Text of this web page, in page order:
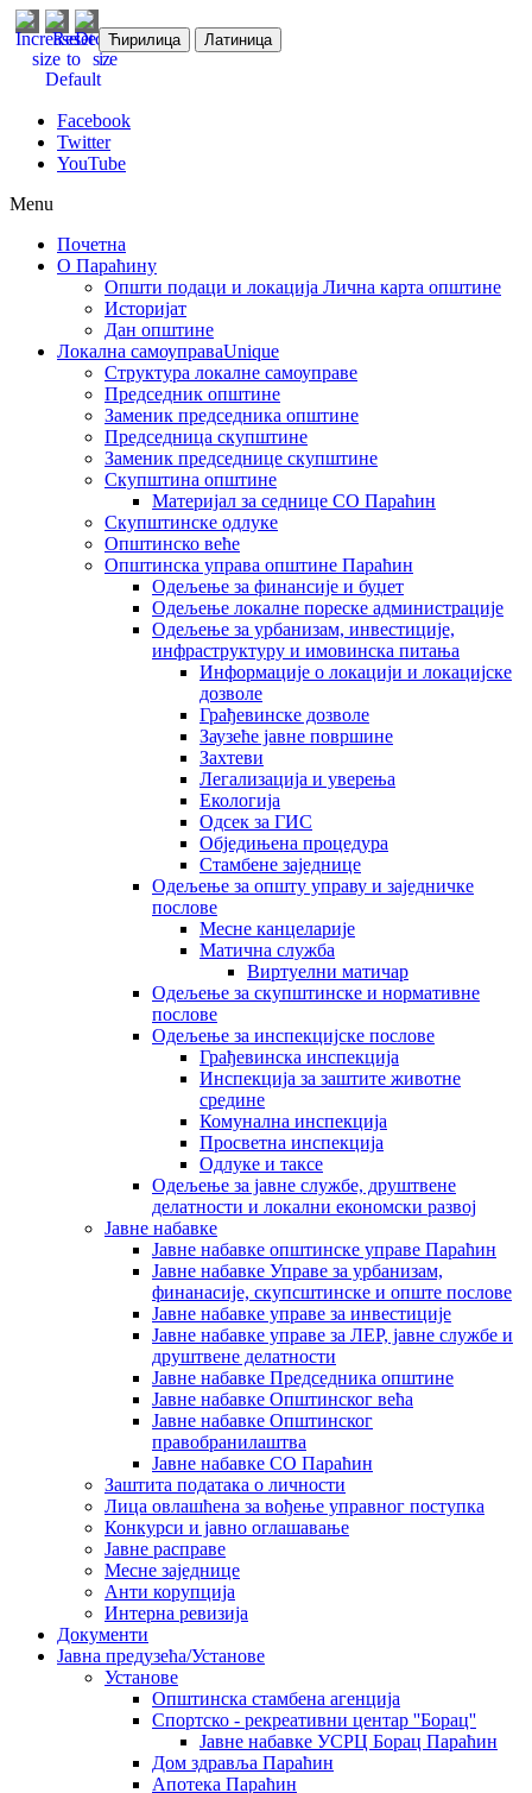
Ћирилица Латиница
Facebook
Twitter
YouTube
Menu
Почетна
О Параћину
Општи подаци и локација Лична карта општине
Историјат
Дан општине
Локална самоуправаUnique
Структура локалне самоуправе
Председник општине
Заменик председника општине
Председница скупштине
Заменик председнице скупштине
Скупштина општине
Материјал за седнице СО Параћин
Скупштинске одлуке
Општинско веће
Општинска управа општине Параћин
Одељење за финансије и буџет
Одељење локалне пореске администрације
Одељење за урбанизам, инвестиције,
инфраструктуру и имовинска питања
Информације о локацији и локацијске
дозволе
Грађевинске дозволе
Заузеће јавне површине
Захтеви
Легализација и уверења
Екологија
Одсек за ГИС
Обједињена процедура
Стамбене заједнице
Oдељење за општу управу и заједничке
послове
Месне канцеларије
Матична служба
Виртуелни матичар
Одељење за скупштинске и нормативне
послове
Одељење за инспекцијске послове
Грађевинска инспекција
Инспекција за заштите животне
средине
Комунална инспекција
Просветна инспекција
Одлуке и таксе
Одељење за јавне службе, друштвене
делатности и локални економски развој
Јавне набавке
Јавне набавке општинске управе Параћин
Јавне набавке Управе за урбанизам,
финанасије, скупсштинске и опште послове
Јавне набавке управе за инвестиције
Јавне набавке управе за ЛЕР, јавне службе и
друштвене делатности
Јавне набавке Председника општине
Јавне набавке Општинског већа
Јавне набавке Општинског
правобранилаштва
Јавне набавке СО Параћин
Заштита података о личности
Лица овлашћена за вођење управног поступка
Конкурси и јавно оглашавање
Јавне расправе
Месне заједнице
Анти корупција
Интерна ревизија
Документи
Јавна предузећа/Установе
Установе
Општинскa стамбенa агенцијa
Спортско - рекреативни центар ''Борац''
Јавне набавке УСРЦ Борац Параћин
Дом здравља Параћин
Апотека Параћин